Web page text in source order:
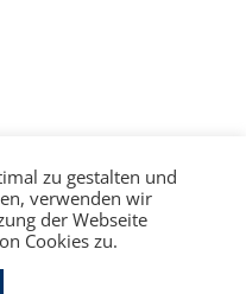
©hallo!rot
zu gestalten und
verwenden wir
der Webseite
Cookies zu.